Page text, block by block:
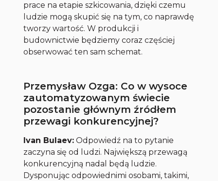
prace na etapie szkicowania, dzięki czemu
ludzie mogą skupić się na tym, co naprawdę
tworzy wartość. W produkcji i
budownictwie będziemy coraz częściej
obserwować ten sam schemat.
Przemysław Ozga: Co w wysoce
zautomatyzowanym świecie
pozostanie głównym źródłem
przewagi konkurencyjnej?
Ivan Bulaev: Odpowiedź na to pytanie
zaczyna się od ludzi. Największą przewagą
konkurencyjną nadal będą ludzie.
Dysponując odpowiednimi osobami, takimi,